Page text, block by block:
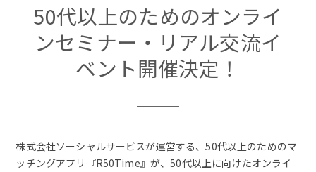
50代以上のためのオンライ
ンセミナー・リアル交流イ
ベント開催決定！
株式会社ソーシャルサービスが運営する、50代以上のためのマ
ッチングアプリ『R50Time』が、50代以上に向けたオンライ